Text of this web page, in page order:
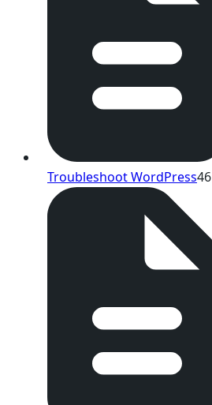
Troubleshoot WordPress46